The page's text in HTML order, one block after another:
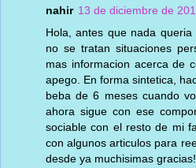
nahir 13 de diciembre de
Hola, antes que nada
no se tratan situaciones
mas informacion acerca de
apego. En forma sintetica,
beba de 6 meses cuando
ahora sigue con ese
sociable con el resto de mi
con algunos articulos para
desde ya muchisimas gracias!